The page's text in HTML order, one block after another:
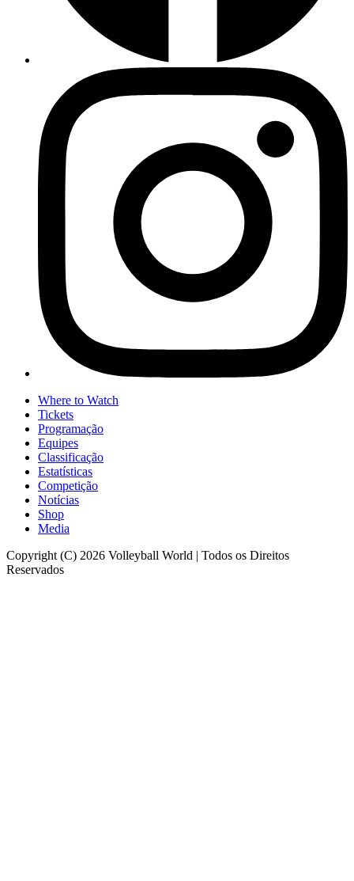
Where to Watch
Tickets
Programação
Equipes
Classificação
Estatísticas
Competição
Notícias
Shop
Media
Copyright (C) 2026 Volleyball World | Todos os Direitos
Reservados